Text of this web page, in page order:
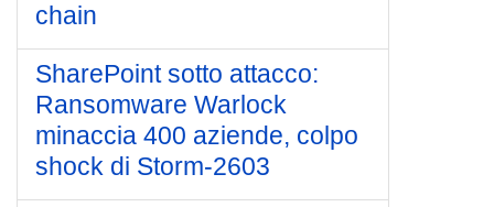
chain
SharePoint sotto attacco:
Ransomware Warlock
minaccia 400 aziende, colpo
shock di Storm-2603